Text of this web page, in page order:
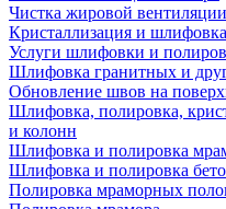
Чистка жировой вентиляции
Кристаллизация и
Услуги шлифовки и
Шлифовка гранитных и
Обновление швов на
Шлифовка, полировка,
и колонн
Шлифовка и полировка
Шлифовка и полировка
Полировка мраморных